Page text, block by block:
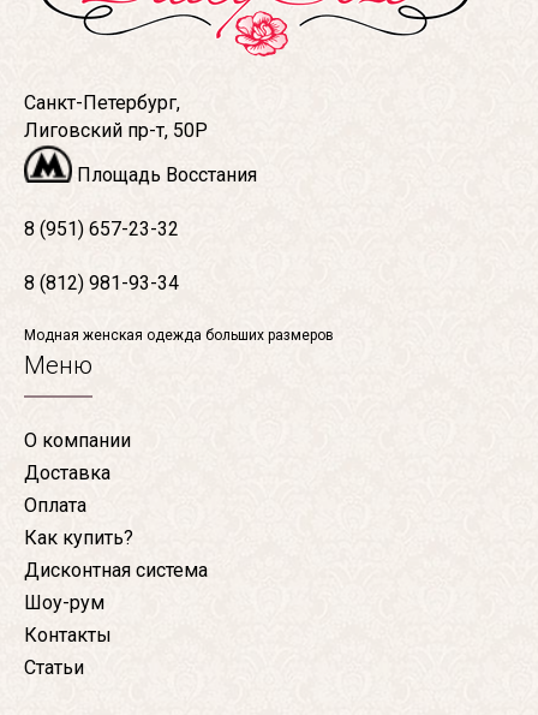
Санкт-Петербург,
Лиговский пр-т, 50Р
Площадь Восстания
8 (951) 657-23-32
8 (812) 981-93-34
Модная женская одежда больших размеров
Меню
О компании
Доставка
Оплата
Как купить?
Дисконтная система
Шоу-рум
Контакты
Статьи